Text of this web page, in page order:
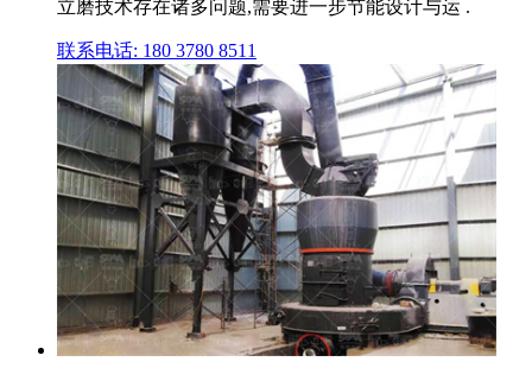
立磨技术存在诸多问题,需要进一步节能设计与运 .
联系电话: 180 3780 8511